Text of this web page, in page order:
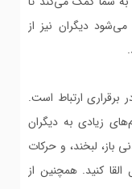
می‌شود دیگران نیز از
برقراری ارتباط است.
زیادی به دیگران
باز، لبخند، و حرکات
کنید. همچنین از